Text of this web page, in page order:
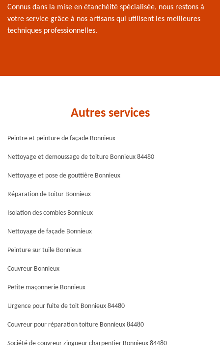
Connus dans la mise en étanchéité spécialisée, nous restons à
votre service grâce à nos artisans qui utilisent les meilleures
techniques professionnelles.
Autres services
Peintre et peinture de façade Bonnieux
Nettoyage et demoussage de toiture Bonnieux 84480
Nettoyage et pose de gouttière Bonnieux
Réparation de toitur Bonnieux
Isolation des combles Bonnieux
Nettoyage de façade Bonnieux
Peinture sur tuile Bonnieux
Couvreur Bonnieux
Petite maçonnerie Bonnieux
Urgence pour fuite de toit Bonnieux 84480
Couvreur pour réparation toiture Bonnieux 84480
Société de couvreur zingueur charpentier Bonnieux 84480